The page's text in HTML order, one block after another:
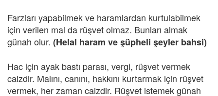
Farzları yapabilmek ve haramlardan kurtulabilmek
için verilen mal da rüşvet olmaz. Bunları almak
günah olur. (Helal haram ve şüpheli şeyler bahsi)
Hac için ayak bastı parası, vergi, rüşvet vermek
caizdir. Malını, canını, hakkını kurtarmak için rüşvet
vermek, her zaman caizdir. Rüşvet istemek günah